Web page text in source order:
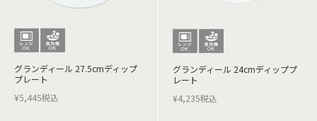
グランディール 27.5cmディップ
プレート
¥5,445税込
グランディール 24cmディッププ
レート
¥4,235税込